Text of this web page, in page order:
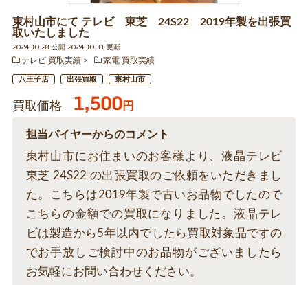
東村山市にて テレビ 東芝 24S22 2019年製を出張買
取いたしました
2024.10.28 公開 2024.10.31 更新
テレビ 買取実績
家電 買取実績
八王子店 出張買取 東村山市
買取価格 1,500円
担当バイヤーからのコメント
東村山市にお住まいのお客様より、液晶テレビ
東芝 24S22 の出張買取のご依頼をいただきまし
た。こちらは2019年製で古いお品物でしたので
こちらの金額での買取になりました。液晶テレ
ビは製造から5年以内でしたら買取対象品ですの
でお手放しご検討中のお品物がございましたら
お気軽にお問い合わせください。